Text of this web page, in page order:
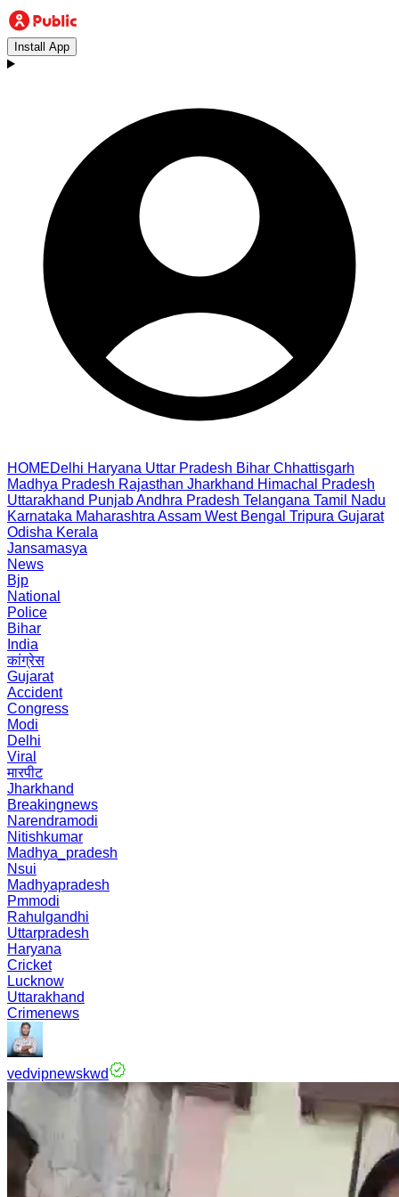
Install App
HOMEDelhi Haryana Uttar Pradesh Bihar Chhattisgarh
Madhya Pradesh Rajasthan Jharkhand Himachal Pradesh
Uttarakhand PunjabAndhra Pradesh Telangana Tamil Nadu
Karnataka Maharashtra Assam West Bengal Tripura Gujarat
Odisha Kerala
Jansamasya
News
Bjp
National
Police
Bihar
India
कांग्रेस
Gujarat
Accident
Congress
Modi
Delhi
Viral
मारपीट
Jharkhand
Breakingnews
Narendramodi
Nitishkumar
Madhya_pradesh
Nsui
Madhyapradesh
Pmmodi
Rahulgandhi
Uttarpradesh
Haryana
Cricket
Lucknow
Uttarakhand
Crimenews
vedvipnewskwd